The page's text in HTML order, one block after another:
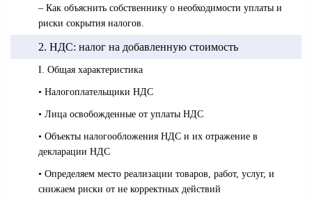
– Как объяснить собственнику о необходимости уплаты и
риски сокрытия налогов.
2. НДС: налог на добавленную стоимость
I. Общая характеристика
• Налогоплательщики НДС
• Лица освобожденные от уплаты НДС
• Объекты налогообложения НДС и их отражение в
декларации НДС
• Определяем место реализации товаров, работ, услуг, и
снижаем риски от не корректных действий